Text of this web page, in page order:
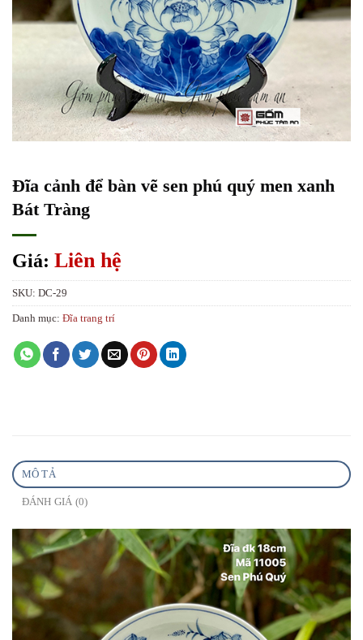
Đĩa cảnh để bàn vẽ sen phú quý men xanh
Bát Tràng
Giá: Liên hệ
SKU: DC-29
Danh mục: Đĩa trang trí
MÔ TẢ
ĐÁNH GIÁ (0)